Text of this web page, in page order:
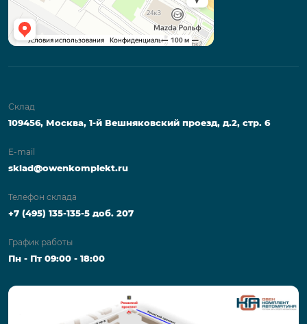
Склад
109456, Москва, 1-й Вешняковский проезд, д.2, стр. 6
E-mail
sklad@owenkomplekt.ru
Телефон склада
+7 (495) 135-135-5 доб. 207
График работы
Пн - Пт 09:00 - 18:00